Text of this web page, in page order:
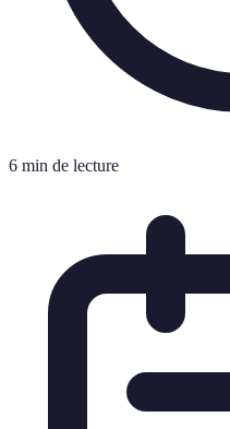
6 min de lecture